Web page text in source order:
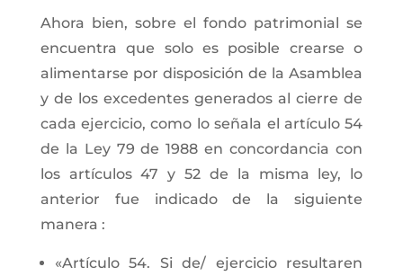
Ahora bien, sobre el fondo patrimonial se
encuentra que solo es posible crearse o
alimentarse por disposición de la Asamblea
y de los excedentes generados al cierre de
cada ejercicio, como lo señala el artículo 54
de la Ley 79 de 1988 en concordancia con
los artículos 47 y 52 de la misma ley, lo
anterior fue indicado de la siguiente
manera :
«Artículo 54. Si de/ ejercicio resultaren